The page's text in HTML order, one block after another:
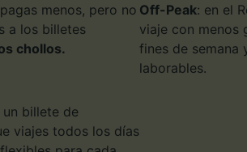
menos, pero no
a los billetes
chollos.
Off-Peak: en el
viaje con menos
fines de semana
laborables.
un billete de
viajes todos los días